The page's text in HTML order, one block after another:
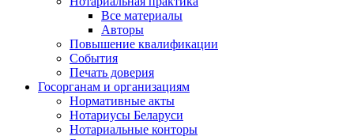
Все материалы
Авторы
Повышение квалификации
События
Печать доверия
Госорганам и организациям
Нормативные акты
Нотариусы Беларуси
Нотариальные конторы